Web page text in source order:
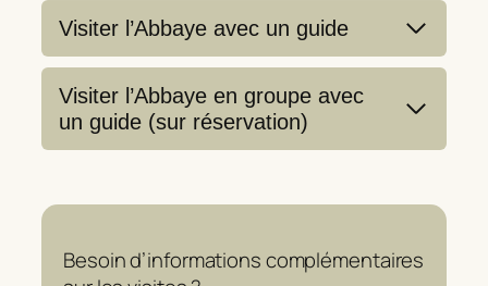
Visiter l’Abbaye avec un guide
Visiter l’Abbaye en groupe avec
un guide (sur réservation)
Besoin d’informations complémentaires